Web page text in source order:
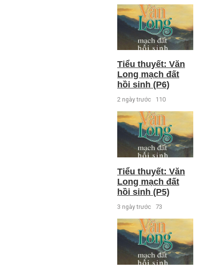
Tiểu thuyết: Văn
Long mạch đất
hồi sinh (P6)
2 ngày trước 110
Tiểu thuyết: Văn
Long mạch đất
hồi sinh (P5)
3 ngày trước 73